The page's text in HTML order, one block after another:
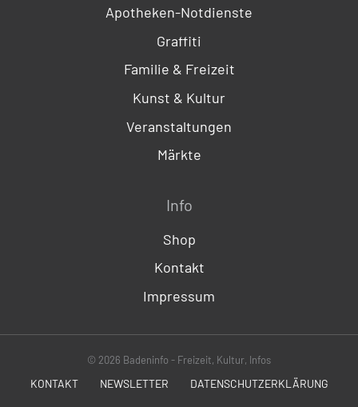
Apotheken-Notdienste
Graffiti
Familie & Freizeit
Kunst & Kultur
Veranstaltungen
Märkte
Info
Shop
Kontakt
Impressum
© 2026 Badeninfo - Freizeit, Kultur, Infos
KONTAKT NEWSLETTER DATENSCHUTZERKLÄRUNG